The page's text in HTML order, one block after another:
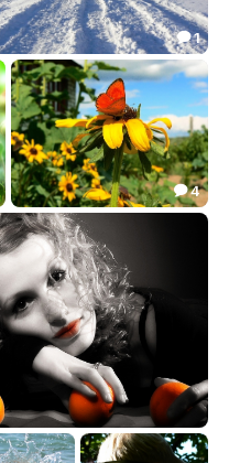
Просторы!
0.00
 1
Кусочек лета
8.75
 4